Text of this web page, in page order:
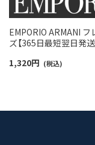
EMPORIO ARMANI
ズ【365日最短翌日発
1,320円 (税込)